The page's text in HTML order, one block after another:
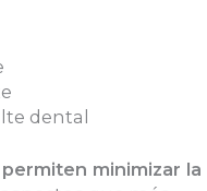
dental
minimizar la